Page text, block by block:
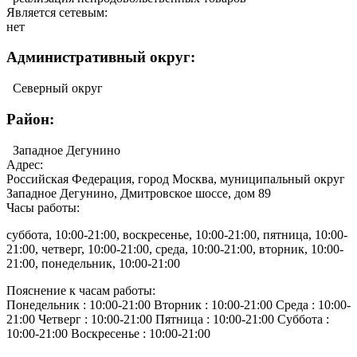
Является сетевым:
нет
Административный округ:
Северный округ
Район:
Западное Дегунино
Адрес:
Российская Федерация, город Москва, муниципальный округ
Западное Дегунино, Дмитровское шоссе, дом 89
Часы работы:
суббота, 10:00-21:00, воскресенье, 10:00-21:00, пятница, 10:00-
21:00, четверг, 10:00-21:00, среда, 10:00-21:00, вторник, 10:00-
21:00, понедельник, 10:00-21:00
Пояснение к часам работы:
Понедельник : 10:00-21:00 Вторник : 10:00-21:00 Среда : 10:00-
21:00 Четверг : 10:00-21:00 Пятница : 10:00-21:00 Суббота :
10:00-21:00 Воскресенье : 10:00-21:00